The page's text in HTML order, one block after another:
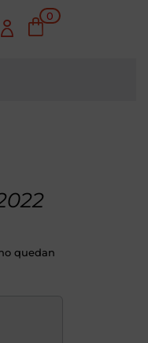
0
quedan